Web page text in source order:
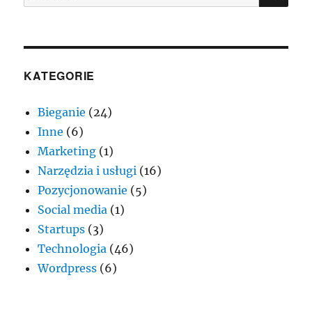
KATEGORIE
Bieganie (24)
Inne (6)
Marketing (1)
Narzędzia i usługi (16)
Pozycjonowanie (5)
Social media (1)
Startups (3)
Technologia (46)
Wordpress (6)